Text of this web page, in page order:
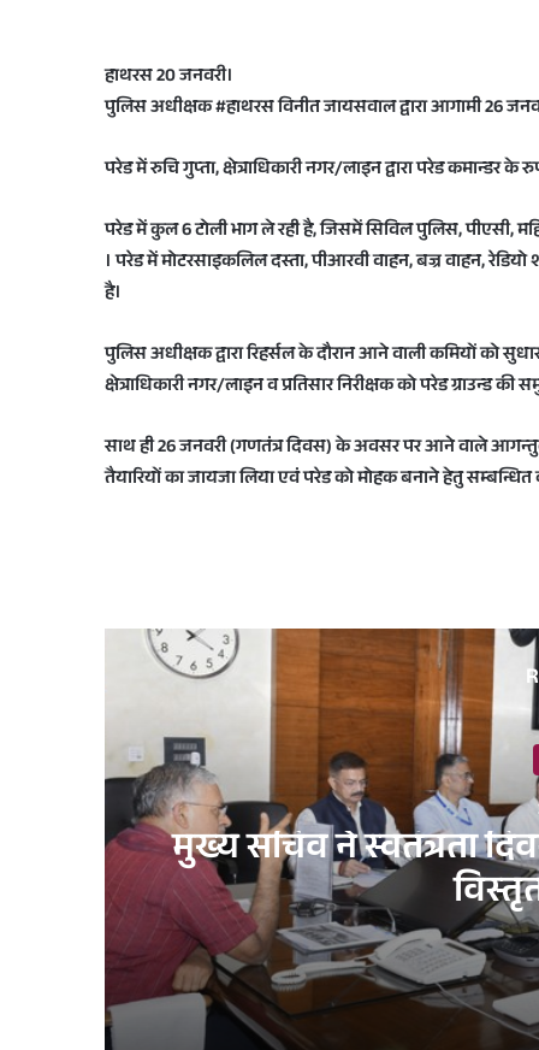
a
e
i
l
हाथरस 20 जनवरी।
पुलिस अधीक्षक #हाथरस विनीत जायसवाल द्वारा आगामी 26
परेड में रुचि गुप्ता, क्षेत्राधिकारी नगर/लाइन द्वारा परेड
परेड में कुल 6 टोली भाग ले रही है, जिसमें सिविल पुलिस, पीएसी,
। परेड में मोटरसाइकलिल दस्ता, पीआरवी वाहन, बज्र वाहन, रेडियो
है।
पुलिस अधीक्षक द्वारा रिहर्सल के दौरान आने वाली कमियों को
क्षेत्राधिकारी नगर/लाइन व प्रतिसार निरीक्षक को परेड ग्राउन्ड
साथ ही 26 जनवरी (गणतंत्र दिवस) के अवसर पर आने वाले
तैयारियों का जायजा लिया एवं परेड को मोहक बनाने हेतु सम्बन्धित
मुख्य सचिव ने स्वतंत्रता
3 days ago